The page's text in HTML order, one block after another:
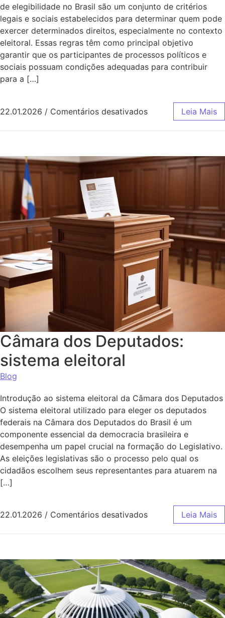
de elegibilidade no Brasil são um conjunto de critérios
legais e sociais estabelecidos para determinar quem pode
exercer determinados direitos, especialmente no contexto
eleitoral. Essas regras têm como principal objetivo
garantir que os participantes de processos políticos e
sociais possuam condições adequadas para contribuir
para a […]
22.01.2026 / Comentários desativadosem Regras de
Leia Mais
Câmara dos Deputados:
sistema eleitoral
Blog
Introdução ao sistema eleitoral da Câmara dos Deputados
O sistema eleitoral utilizado para eleger os deputados
federais na Câmara dos Deputados do Brasil é um
componente essencial da democracia brasileira e
desempenha um papel crucial na formação do Legislativo.
As eleições legislativas são o processo pelo qual os
cidadãos escolhem seus representantes para atuarem na
[…]
22.01.2026 / Comentários desativadosem Câmara dos
Leia Mais